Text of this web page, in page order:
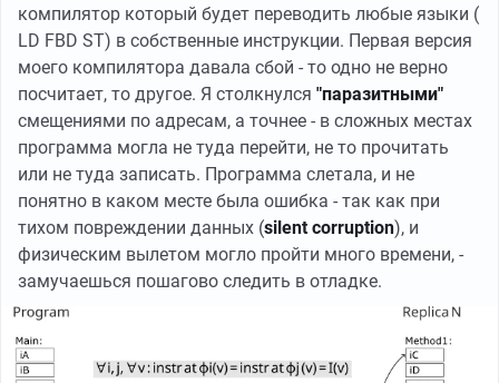
компилятор который будет переводить любые языки (
LD FBD ST) в собственные инструкции. Первая версия
моего компилятора давала сбой - то одно не верно
посчитает, то другое. Я столкнулся "паразитными"
смещениями по адресам, а точнее - в сложных местах
программа могла не туда перейти, не то прочитать
или не туда записать. Программа слетала, и не
понятно в каком месте была ошибка - так как при
тихом повреждении данных (silent corruption), и
физическим вылетом могло пройти много времени, -
замучаешься пошагово следить в отладке.